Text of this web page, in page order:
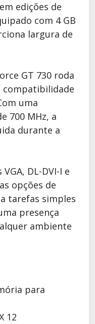
edições de
com 4 GB
largura de
GT 730 roda
compatibilidade
uma
700 MHz, a
durante a
DL-DVI-I e
opções de
tarefas simples
presença
ambiente
para
12